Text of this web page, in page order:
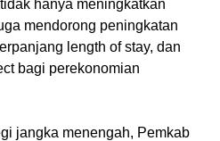
hanya meningkatkan
mendorong peningkatan
length of stay, dan
bagi perekonomian
jangka menengah, Pemkab